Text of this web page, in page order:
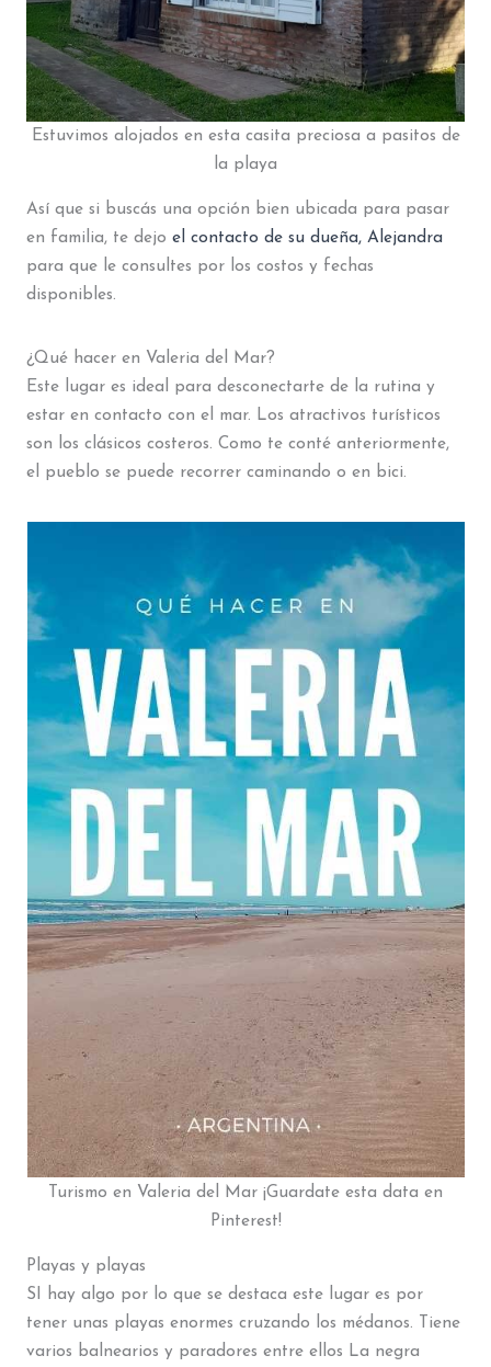
Estuvimos alojados en esta casita preciosa a pasitos de
la playa
Así que si buscás una opción bien ubicada para pasar
en familia, te dejo el contacto de su dueña, Alejandra
para que le consultes por los costos y fechas
disponibles.
¿Qué hacer en Valeria del Mar?
Este lugar es ideal para desconectarte de la rutina y
estar en contacto con el mar. Los atractivos turísticos
son los clásicos costeros. Como te conté anteriormente,
el pueblo se puede recorrer caminando o en bici.
Turismo en Valeria del Mar ¡Guardate esta data en
Pinterest!
Playas y playas
SI hay algo por lo que se destaca este lugar es por
tener unas playas enormes cruzando los médanos. Tiene
varios balnearios y paradores entre ellos La negra